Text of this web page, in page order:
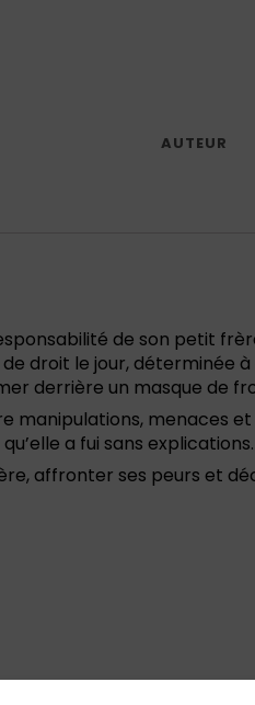
AUTEUR
de son petit
droit le jour, déterminée
derrière un masque de
manipulations, menaces
a fui sans explications.
affronter ses peurs et